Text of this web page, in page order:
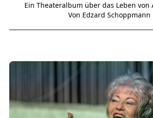
Ein Theateralbum über das Leben von
Von Edzard Schoppmann